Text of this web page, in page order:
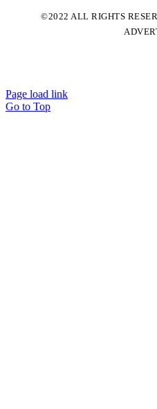
©2022 ALL RIGHTS
Page load link
Go to Top